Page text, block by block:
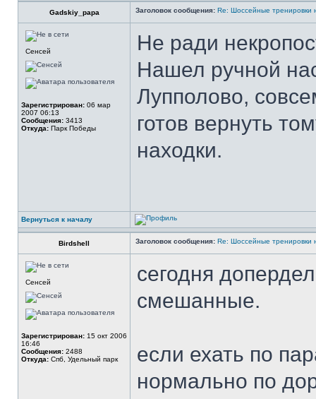
Gadskiy_papa Заголовок сообщения: Re: Шоссейные тренировки
Сенсей
Зарегистрирован: 06 мар
2007 06:13
Сообщения: 3413
Откуда: Парк Победы
Не ради
Нашел ручной
Лупполово,
готов вернуть
находки.
Вернуться к началу
Birdshell Заголовок сообщения: Re: Шоссейные тренировки
Сенсей
Зарегистрирован: 15 окт 2006
16:46
Сообщения: 2488
Откуда: Спб, Удельный парк
сегодня
смешанные.
если ехать по
нормально по